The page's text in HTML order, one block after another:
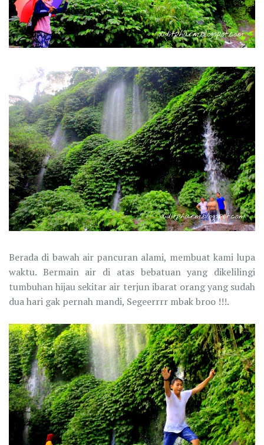
Berada di bawah air pancuran alami, membuat kami lupa
waktu. Bermain air di atas bebatuan yang dikelilingi
tumbuhan hijau sekitar air terjun ibarat orang yang sudah
dua hari gak pernah mandi, Segeerrrr mbak broo !!!.